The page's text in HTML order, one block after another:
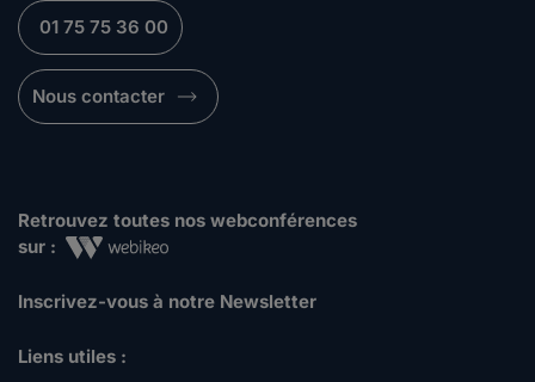
01 75 75 36 00
Nous contacter
Retrouvez toutes nos webconférences
sur :
Inscrivez-vous à notre Newsletter
Liens utiles :